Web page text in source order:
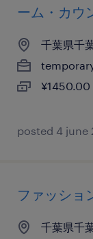
ーム・カウ
千葉県千
posted 4 june
ファッショ
千葉県千